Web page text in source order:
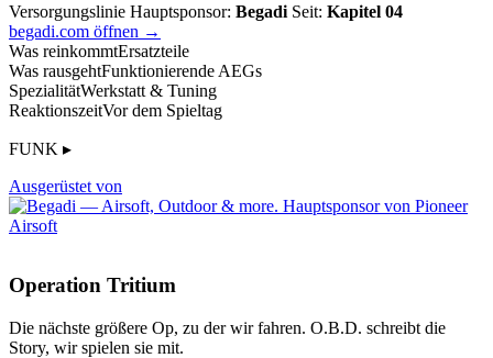
Versorgungslinie Hauptsponsor: Begadi Seit: Kapitel 04
begadi.com öffnen →
Was reinkommtErsatzteile
Was rausgehtFunktionierende AEGs
SpezialitätWerkstatt & Tuning
ReaktionszeitVor dem Spieltag
FUNK ▸
Ausgerüstet von
Operation Tritium
Die nächste größere Op, zu der wir fahren. O.B.D. schreibt die
Story, wir spielen sie mit.